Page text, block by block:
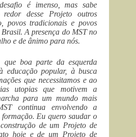
é imenso, mas sabe
desse Projeto outros
povos tradicionais e povos
A presença do MST no
e de ânimo para nós.
boa parte da esquerda
educação popular, à busca
que necessitamos e ao
utopias que motivem a
para um mundo mais
continua envolvendo a
Eu quero saudar o
de um Projeto de
hoje e de um Projeto de